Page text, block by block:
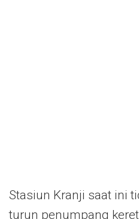
Stasiun Kranji saat ini
turun penumpang